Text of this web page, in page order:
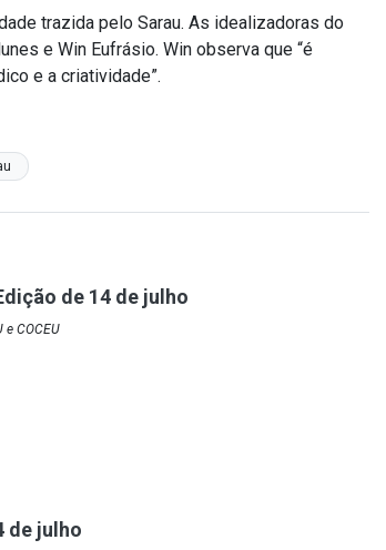
trazida pelo Sarau. As idealizadoras do
e Win Eufrásio. Win observa que “é
e a criatividade”.
de 14 de julho
COCEU
de julho